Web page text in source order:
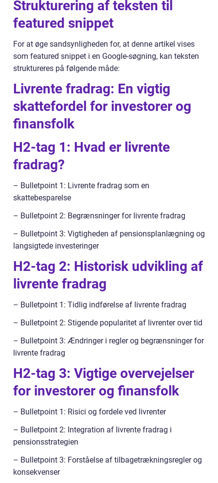
Strukturering af teksten til
featured snippet
For at øge sandsynligheden for, at denne artikel vises
som featured snippet i en Google-søgning, kan teksten
struktureres på følgende måde:
Livrente fradrag: En vigtig
skattefordel for investorer og
finansfolk
H2-tag 1: Hvad er livrente
fradrag?
– Bulletpoint 1: Livrente fradrag som en
skattebesparelse
– Bulletpoint 2: Begrænsninger for livrente fradrag
– Bulletpoint 3: Vigtigheden af pensionsplanlægning og
langsigtede investeringer
H2-tag 2: Historisk udvikling af
livrente fradrag
– Bulletpoint 1: Tidlig indførelse af livrente fradrag
– Bulletpoint 2: Stigende popularitet af livrenter over tid
– Bulletpoint 3: Ændringer i regler og begrænsninger for
livrente fradrag
H2-tag 3: Vigtige overvejelser
for investorer og finansfolk
– Bulletpoint 1: Risici og fordele ved livrenter
– Bulletpoint 2: Integration af livrente fradrag i
pensionsstrategien
– Bulletpoint 3: Forståelse af tilbagetrækningsregler og
konsekvenser